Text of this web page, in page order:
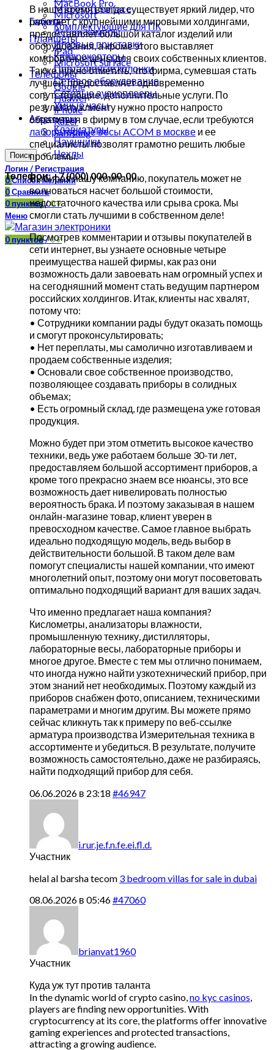
MacBook Pro
Microsoft
Комплектующие для ПК
Планшеты
iPad
Microsoft Surface
Телефоны
Google
Huawei
iPhone
Razer
Samsung
Поиск
Логин / Регистрация
0Список желаний
0Сравнить
0 пунктов/0₽
Меню
0 пунктов/0₽
Microsoft Surface
Гаджеты
Action-камеры
Игровые приставки
Квадрокоптеры
Портативные колонки
Сетевое оборудование
Сетевые аудиоплееры
Умные часы
Аксессуары
Клавиатуры
Наушники
Чехлы
Телефон: +7 (000) 000-00-00
В наше время всегда существует яркий лидер, что
работает с крупнейшими мировыми холдингами,
предоставляет большой каталог изделий или
оборудования, а кроме этого выставляет
комфортные цены для своих собственных клиентов.
Также нужно отметить, что фирма, сумевшая стать
лучшей, предоставляет одновременно
сопутствующие, дополнительные услуги. По
результату клиенту нужно просто напросто
обратиться в фирму в том случае, если требуются
лабораторные весы ACOM в москве и ее
специалисты позволят грамотно решить любые
проблемы.
Выбирая нашу компанию, покупатель может не
волноваться насчет большой стоимости,
недостаточного качества или срыва срока. Мы
смогли стать лучшими в собственном деле!
Посмотрев комментарии и отзывы покупателей в
сети интернет, вы узнаете основные четыре
преимущества нашей фирмы, как раз они
возможность дали завоевать нам огромный успех и
на сегодняшний момент стать ведущим партнером
российских холдингов. Итак, клиенты нас хвалят,
потому что:
• Сотрудники компании рады будут оказать помощь
и смогут проконсультировать;
• Нет переплаты, мы самолично изготавливаем и
продаем собственные изделия;
• Основали свое собственное производство,
позволяющее создавать приборы в солидных
объемах;
• Есть огромный склад, где размещена уже готовая
продукция.
Можно будет при этом отметить высокое качество
техники, ведь уже работаем больше 30-ти лет,
предоставляем большой ассортимент приборов, а
кроме того прекрасно знаем все нюансы, это все
возможность дает нивелировать полностью
вероятность брака. И поэтому заказывая в нашем
онлайн-магазине товар, клиент уверен в
превосходном качестве. Самое главное выбрать
идеально подходящую модель, ведь выбор в
действительности большой. В таком деле вам
помогут специалисты нашей компании, что имеют
многолетний опыт, поэтому они могут посоветовать
оптимально подходящий вариант для ваших задач.
Что именно предлагает наша компания?
Кислометры, анализаторы влажности,
промышленную технику, дистилляторы,
лабораторные весы, лабораторные приборы и
многое другое. Вместе с тем мы отлично понимаем,
что иногда нужно найти узкотехнический прибор, при
этом знаний нет необходимых. Поэтому каждый из
приборов снабжен фото, описанием, техническими
параметрами и многим другим. Вы можете прямо
сейчас кликнуть так к примеру по веб-ссылке
арматура производства Измерительная техника в
ассортименте и убедиться. В результате, получите
возможность самостоятельно, даже не разбираясь,
найти подходящий прибор для себя.
06.06.2026 в 23:18 #46947
i.rur.je.f.n.fe.ei.fl.d.
Участник
helal al barsha tecom 3 bedroom villas for sale in dubai
08.06.2026 в 05:46#47060
brianvat1960
Участник
Куда уж тут против таланта
In the dynamic world of crypto casino,no kyc casinos,
players are finding new opportunities. With
cryptocurrency at its core, the platforms offer innovative
gaming experiences and protected transactions,
attracting a growing audience.